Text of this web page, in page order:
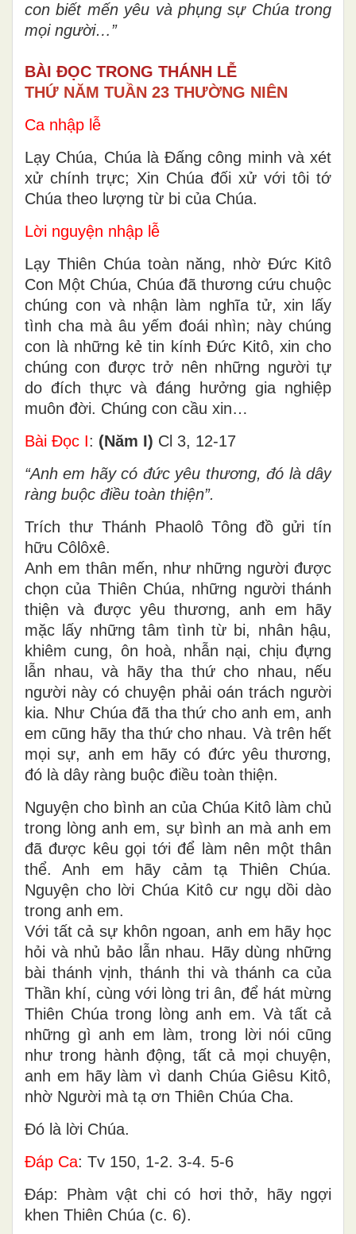
con biết mến yêu và phụng sự Chúa trong
mọi người…”
BÀI ĐỌC TRONG THÁNH LỄ
THỨ NĂM TUẦN 23 THƯỜNG NIÊN
Ca nhập lễ
Lạy Chúa, Chúa là Đấng công minh và xét
xử chính trực; Xin Chúa đối xử với tôi tớ
Chúa theo lượng từ bi của Chúa.
Lời nguyện nhập lễ
Lạy Thiên Chúa toàn năng, nhờ Ðức Kitô
Con Một Chúa, Chúa đã thương cứu chuộc
chúng con và nhận làm nghĩa tử, xin lấy
tình cha mà âu yếm đoái nhìn; này chúng
con là những kẻ tin kính Ðức Kitô, xin cho
chúng con được trở nên những người tự
do đích thực và đáng hưởng gia nghiệp
muôn đời. Chúng con cầu xin…
Bài Ðọc I: (Năm I) Cl 3, 12-17
“Anh em hãy có đức yêu thương, đó là dây
ràng buộc điều toàn thiện”.
Trích thư Thánh Phaolô Tông đồ gửi tín
hữu Côlôxê.
Anh em thân mến, như những người được
chọn của Thiên Chúa, những người thánh
thiện và được yêu thương, anh em hãy
mặc lấy những tâm tình từ bi, nhân hậu,
khiêm cung, ôn hoà, nhẫn nại, chịu đựng
lẫn nhau, và hãy tha thứ cho nhau, nếu
người này có chuyện phải oán trách người
kia. Như Chúa đã tha thứ cho anh em, anh
em cũng hãy tha thứ cho nhau. Và trên hết
mọi sự, anh em hãy có đức yêu thương,
đó là dây ràng buộc điều toàn thiện.
Nguyện cho bình an của Chúa Kitô làm chủ
trong lòng anh em, sự bình an mà anh em
đã được kêu gọi tới để làm nên một thân
thể. Anh em hãy cảm tạ Thiên Chúa.
Nguyện cho lời Chúa Kitô cư ngụ dồi dào
trong anh em.
Với tất cả sự khôn ngoan, anh em hãy học
hỏi và nhủ bảo lẫn nhau. Hãy dùng những
bài thánh vịnh, thánh thi và thánh ca của
Thần khí, cùng với lòng tri ân, để hát mừng
Thiên Chúa trong lòng anh em. Và tất cả
những gì anh em làm, trong lời nói cũng
như trong hành động, tất cả mọi chuyện,
anh em hãy làm vì danh Chúa Giêsu Kitô,
nhờ Người mà tạ ơn Thiên Chúa Cha.
Ðó là lời Chúa.
Ðáp Ca: Tv 150, 1-2. 3-4. 5-6
Ðáp: Phàm vật chi có hơi thở, hãy ngợi
khen Thiên Chúa (c. 6).